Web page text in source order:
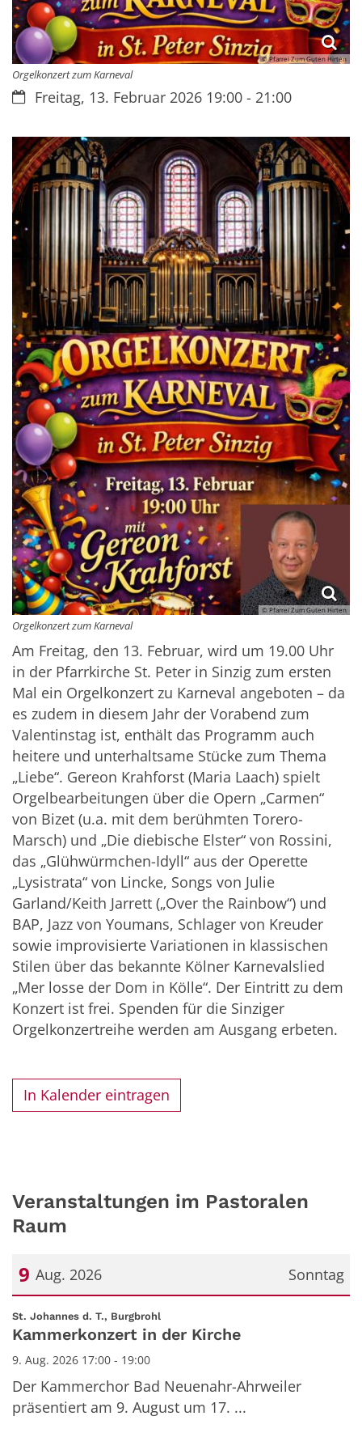
© Pfarrei Zum Guten Hirten
Orgelkonzert zum Karneval
Datum:Freitag, 13. Februar 2026 19:00 - 21:00
© Pfarrei Zum Guten Hirten
Orgelkonzert zum Karneval
Am Freitag, den 13. Februar, wird um 19.00 Uhr
in der Pfarrkirche St. Peter in Sinzig zum ersten
Mal ein Orgelkonzert zu Karneval angeboten – da
es zudem in diesem Jahr der Vorabend zum
Valentinstag ist, enthält das Programm auch
heitere und unterhaltsame Stücke zum Thema
„Liebe“. Gereon Krahforst (Maria Laach) spielt
Orgelbearbeitungen über die Opern „Carmen“
von Bizet (u.a. mit dem berühmten Torero-
Marsch) und „Die diebische Elster“ von Rossini,
das „Glühwürmchen-Idyll“ aus der Operette
„Lysistrata“ von Lincke, Songs von Julie
Garland/Keith Jarrett („Over the Rainbow“) und
BAP, Jazz von Youmans, Schlager von Kreuder
sowie improvisierte Variationen in klassischen
Stilen über das bekannte Kölner Karnevalslied
„Mer losse der Dom in Kölle“. Der Eintritt zu dem
Konzert ist frei. Spenden für die Sinziger
Orgelkonzertreihe werden am Ausgang erbeten.
In Kalender eintragen
Veranstaltungen im Pastoralen
Raum
Sonntag
9 Aug. 2026
Datum: 9. August 2026
St. Johannes d. T., Burgbrohl:
Kammerkonzert in der Kirche
9. Aug. 2026 17:00 - 19:00
Der Kammerchor Bad Neuenahr-Ahrweiler
präsentiert am 9. August um 17. ...